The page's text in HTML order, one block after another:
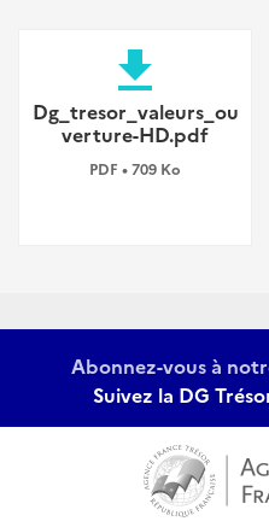
file_download
Dg_tresor_valeurs_ou
verture-HD.pdf
PDF • 709 Ko
Abonnez-vous à
Suivez la DG